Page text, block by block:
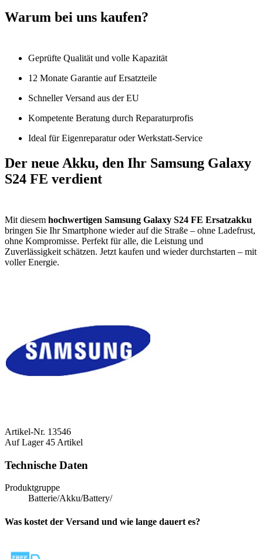
Warum bei uns kaufen?
Geprüfte Qualität und volle Kapazität
12 Monate Garantie auf Ersatzteile
Schneller Versand aus der EU
Kompetente Beratung durch Reparaturprofis
Ideal für Eigenreparatur oder Werkstatt-Service
Der neue Akku, den Ihr Samsung Galaxy
S24 FE verdient
Mit diesem hochwertigen Samsung Galaxy S24 FE Ersatzakku
bringen Sie Ihr Smartphone wieder auf die Straße – ohne Ladefrust,
ohne Kompromisse. Perfekt für alle, die Leistung und
Zuverlässigkeit schätzen. Jetzt kaufen und wieder durchstarten – mit
voller Energie.
Artikel-Nr. 13546
Auf Lager 45 Artikel
Technische Daten
Produktgruppe
Batterie/Akku/Battery/
Was kostet der Versand und wie lange dauert es?